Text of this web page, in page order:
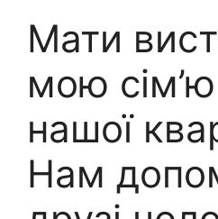
Мати
мою
нашої
Нам